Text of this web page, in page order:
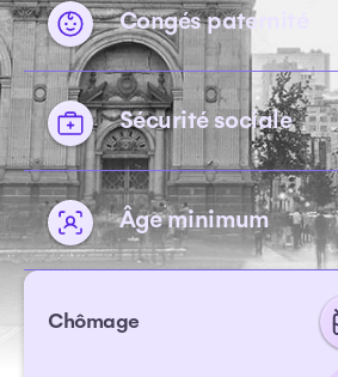
Congés paternité
Sécurité sociale
Âge minimum
Chômage